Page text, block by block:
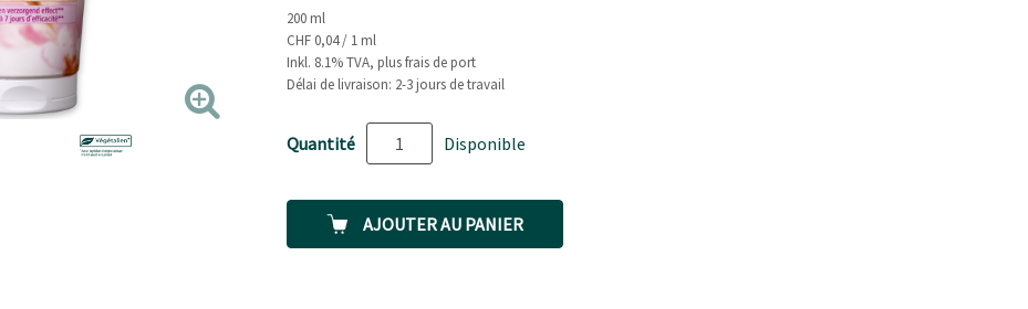
Reviews.
Lien
sur
la
même
200 ml
CHF 0,04 / 1 ml
Inkl. 8.1% TVA, plus frais de port
Délai de livraison: 2-3 jours de travail
Quantité Disponible
AJOUTER AU PANIER